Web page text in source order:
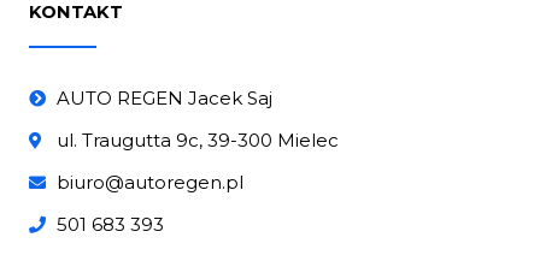
KONTAKT
AUTO REGEN Jacek Saj
ul. Traugutta 9c, 39-300 Mielec
biuro@autoregen.pl
501 683 393